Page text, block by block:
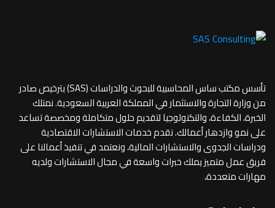
تأسس مكتب ساس المحاسبية للبحوث والدراسات (SAS) بترخيص صادر
من وزارة التجارة والاستثمار في المملكة العربية السعودية. نمتلك
الخبرة، الكفاءة، والتكنولوجيا لتقديم حلول متكاملة ومخصصة تساعد
على نمو وازدهار أعمالك. نقدم خدمات الاستشارات الاقتصادية
ودراسات الجدوى والاستشارات المالية، ونعتمد في تنفيذ أعمالنا على
فريق عمل متميز يملك خبرات واسعة في مجال الاستشارات ولديه
مهارات متعددة،